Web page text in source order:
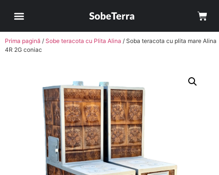
Prima pagină / Sobe teracota cu Plita Alina / Soba teracota cu plita mare Alina
4R 2G coniac